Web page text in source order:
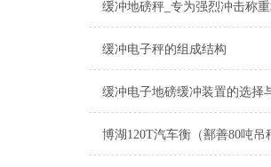
缓冲电子秤的组成结构